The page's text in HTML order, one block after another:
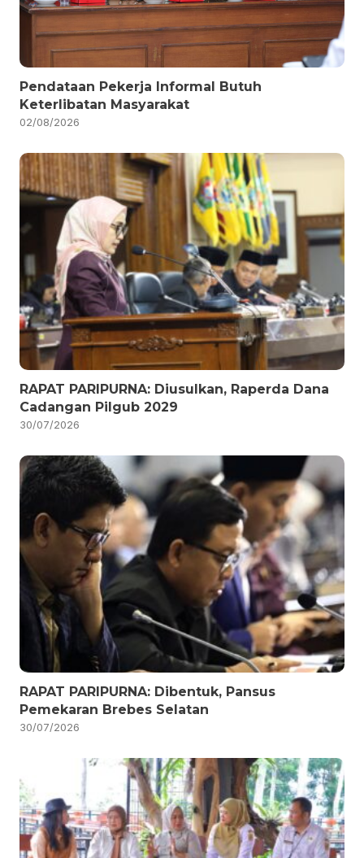
Pendataan Pekerja Informal Butuh
Keterlibatan Masyarakat
02/08/2026
RAPAT PARIPURNA: Diusulkan, Raperda Dana
Cadangan Pilgub 2029
30/07/2026
RAPAT PARIPURNA: Dibentuk, Pansus
Pemekaran Brebes Selatan
30/07/2026